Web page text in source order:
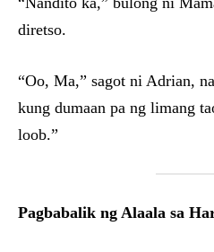
diretso.
“Oo, Ma,” sagot ni Adrian,
kung dumaan pa ng limang
loob.”
Pagbabalik ng Alaala sa